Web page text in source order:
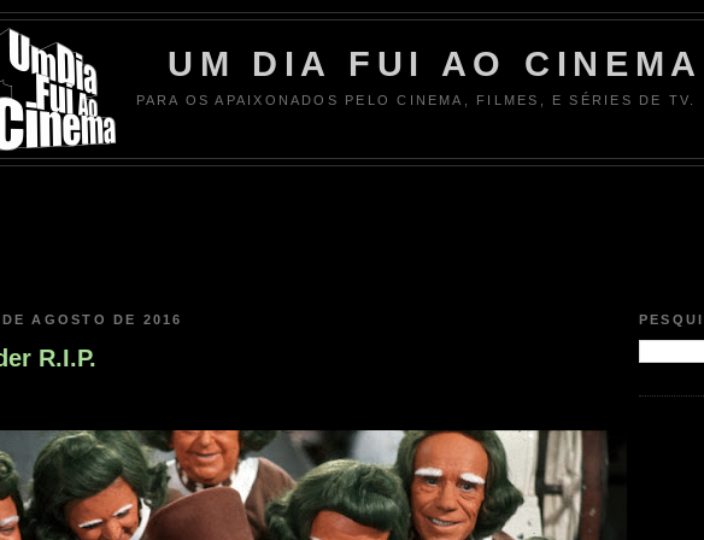
UM DIA FUI AO CINEMA
PARA OS APAIXONADOS PELO CINEMA, FILMES, E SÉRIES DE TV.
AGOSTO DE 2016
R.I.P.